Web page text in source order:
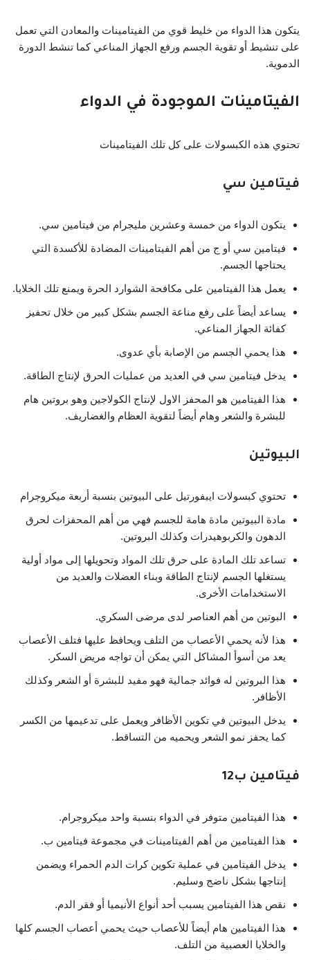
يتكون هذا الدواء من خليط قوي من الفيتامينات والمعادن التي تعمل
على تنشيط أو تقوية الجسم ورفع الجهاز المناعي كما تنشط الدورة
الدموية.
الفيتامينات الموجودة في الدواء
تحتوي هذه الكبسولات على كل تلك الفيتامينات
فيتامين سي
يتكون الدواء من خمسة وعشرين مليجرام من فيتامين سي.
فيتامين سي أو ج من أهم الفيتامينات المضادة للأكسدة التي
يحتاجها الجسم.
يعمل هذا الفيتامين على مكافحة الشوارد الحرة ويمنع تلك الخلايا.
يساعد أيضاً على رفع مناعة الجسم بشكل كبير من خلال تحفيز
كفائة الجهاز المناعي.
هذا يحمي الجسم من الإصابة بأي عدوى.
يدخل فيتامين سي في العديد من عمليات الحرق لإنتاج الطاقة.
هذا الفيتامين هو المحفز الاول لإنتاج الكولاجين وهو بروتين هام
للبشرة والشعر وهام أيضاً لتقوية العظام والغضاريف.
البيوتين
تحتوي كبسولات ايبفورتيل على البيوتين بنسبة أربعة ميكروجرام
مادة البيوتين مادة هامة للجسم فهي من أهم المحفزات لحرق
الدهون والكربوهيدرات وكذلك البروتين.
تساعد تلك المادة على حرق تلك المواد وتحويلها إلى مواد أولية
يستغلها الجسم لإنتاج الطاقة وبناء العضلات والعديد من
الاستخدامات الأخرى.
البوتين من أهم العناصر لدى مرضى السكري.
هذا لأنه يحمي الأعصاب من التلف ويحافظ عليها فتلف الأعصاب
يعد من أسوأ المشاكل التي يمكن أن تواجه مريض السكر.
هذا البروتين له فوائد جمالية فهو مفيد للبشرة أو الشعر وكذلك
الأظافر.
يدخل البيوتين في تكوين الأظافر ويعمل على تدعيمها من الكسر
كما يحفز نمو الشعر ويحميه من التساقط.
فيتامين ب12
هذا الفيتامين متوفر في الدواء بنسبة واحد ميكروجرام.
هذا الفيتامين من أهم الفيتامينات في مجموعة فيتامين ب.
يدخل الفيتامين في عملية تكوين كرات الدم الحمراء ويضمن
إنتاجها بشكل ناضج وسليم.
نقص هذا الفيتامين يسبب أحد أنواع الأنيميا أو فقر الدم.
هذا الفيتامين هام أيضاً للأعصاب حيث يحمي أعصاب الجسم كلها
والخلايا العصبية من التلف.